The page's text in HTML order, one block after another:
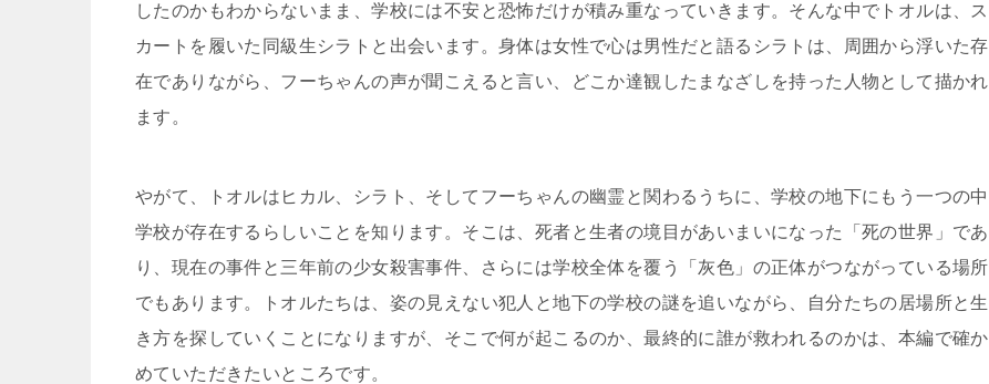
したのかもわからないまま、学校には不安と恐怖だけが積み重なっていきます。そんな中でトオルは、ス
カートを履いた同級生シラトと出会います。身体は女性で心は男性だと語るシラトは、周囲から浮いた存
在でありながら、フーちゃんの声が聞こえると言い、どこか達観したまなざしを持った人物として描かれ
ます。
やがて、トオルはヒカル、シラト、そしてフーちゃんの幽霊と関わるうちに、学校の地下にもう一つの中
学校が存在するらしいことを知ります。そこは、死者と生者の境目があいまいになった「死の世界」であ
り、現在の事件と三年前の少女殺害事件、さらには学校全体を覆う「灰色」の正体がつながっている場所
でもあります。トオルたちは、姿の見えない犯人と地下の学校の謎を追いながら、自分たちの居場所と生
き方を探していくことになりますが、そこで何が起こるのか、最終的に誰が救われるのかは、本編で確か
めていただきたいところです。